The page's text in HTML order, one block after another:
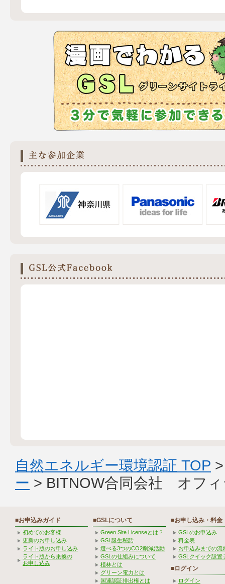
自然エネルギー環境認証 TOP
ー > BITNOW合同会社 オフ
■お申込みガイド
初めてのお客様
更新のお申し込み
ライト版のお申し込み
ライト版から乗換の
お申し込み
■GSLについて
Green Site Licenseとは？
GSL誕生秘話
選べる3つのCO2削減活動
GSLの仕組みについて
植林とは
グリーン電力とは
国連認証排出権とは
■お申し込み・料金
GSLのお申込み
料金表
お申込みまでの流
GSLクイック設置
■ログイン
ログイン